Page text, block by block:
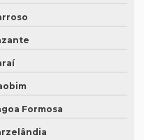
Formosa